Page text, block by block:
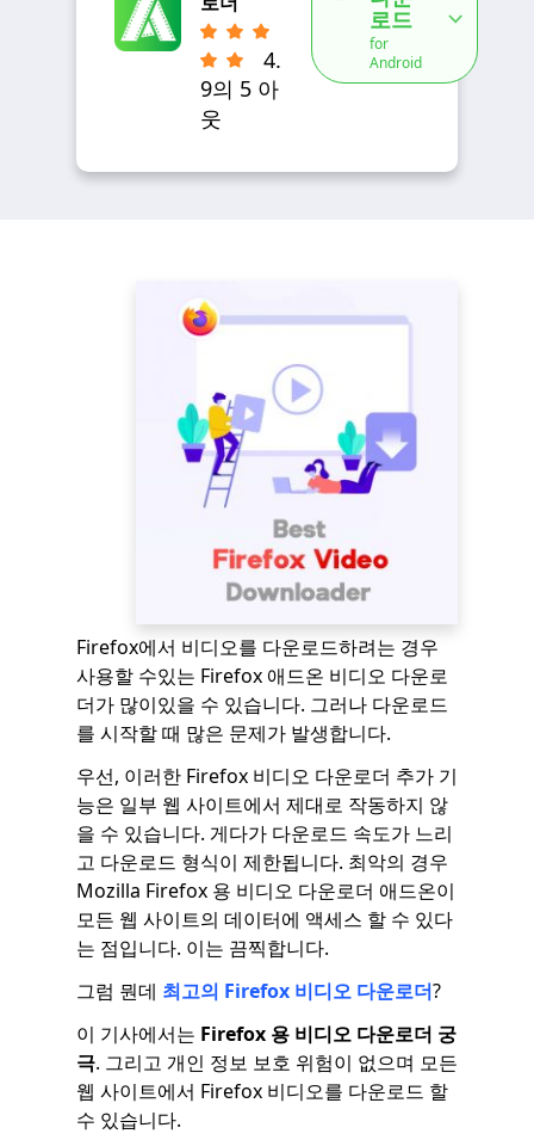
4.
9의 5 아
웃
로드
for
Android
Firefox에서 비디오를 다운로드하려는 경우
사용할 수있는 Firefox 애드온 비디오 다운로
더가 많이있을 수 있습니다. 그러나 다운로드
를 시작할 때 많은 문제가 발생합니다.
우선, 이러한 Firefox 비디오 다운로더 추가 기
능은 일부 웹 사이트에서 제대로 작동하지 않
을 수 있습니다. 게다가 다운로드 속도가 느리
고 다운로드 형식이 제한됩니다. 최악의 경우
Mozilla Firefox 용 비디오 다운로더 애드온이
모든 웹 사이트의 데이터에 액세스 할 수 있다
는 점입니다. 이는 끔찍합니다.
그럼 뭔데 최고의 Firefox 비디오 다운로더?
이 기사에서는 Firefox 용 비디오 다운로더 궁
극. 그리고 개인 정보 보호 위험이 없으며 모든
웹 사이트에서 Firefox 비디오를 다운로드 할
수 있습니다.